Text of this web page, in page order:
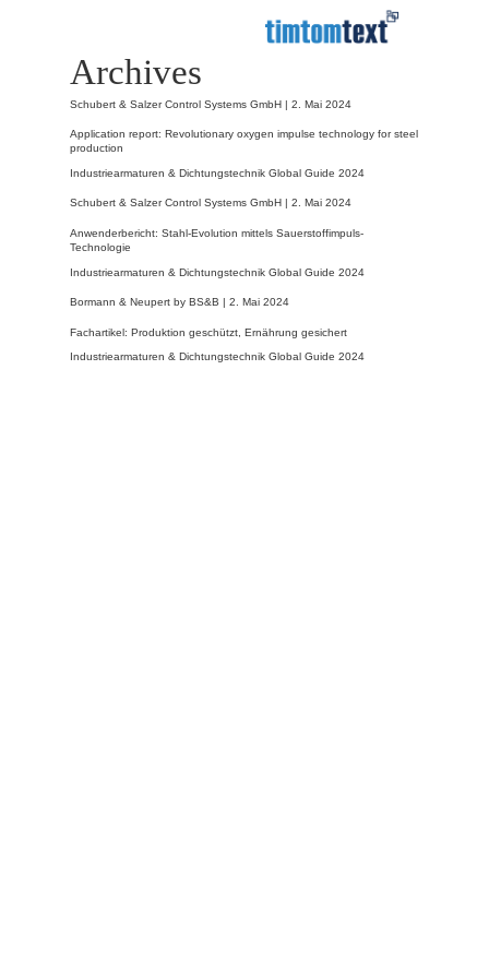
Archives
Schubert & Salzer Control Systems GmbH | 2. Mai 2024
Application report: Revolutionary oxygen impulse technology for steel
production
Industriearmaturen & Dichtungstechnik Global Guide 2024
Schubert & Salzer Control Systems GmbH | 2. Mai 2024
Anwenderbericht: Stahl-Evolution mittels Sauerstoffimpuls-
Technologie
Industriearmaturen & Dichtungstechnik Global Guide 2024
Bormann & Neupert by BS&B | 2. Mai 2024
Fachartikel: Produktion geschützt, Ernährung gesichert
Industriearmaturen & Dichtungstechnik Global Guide 2024